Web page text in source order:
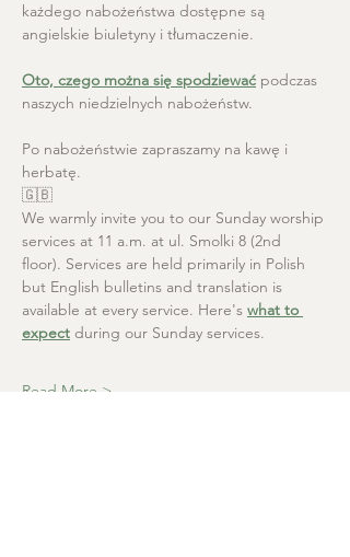
każdego nabożeństwa dostępne są
angielskie biuletyny i tłumaczenie.
Oto, czego można się spodziewać podczas
naszych niedzielnych nabożeństw.
Po nabożeństwie zapraszamy na kawę i
herbatę.
🇬🇧
We warmly invite you to our Sunday worship
services at 11 a.m. at ul. Smolki 8 (2nd
floor). Services are held primarily in Polish
but English bulletins and translation is
available at every service. Here's what to
expect during our Sunday services.
Read More >